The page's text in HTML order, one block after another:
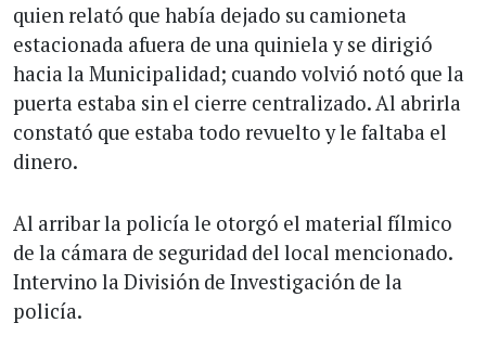
quien relató que había dejado su camioneta
estacionada afuera de una quiniela y se dirigió
hacia la Municipalidad; cuando volvió notó que la
puerta estaba sin el cierre centralizado. Al abrirla
constató que estaba todo revuelto y le faltaba el
dinero.
Al arribar la policía le otorgó el material fílmico
de la cámara de seguridad del local mencionado.
Intervino la División de Investigación de la
policía.